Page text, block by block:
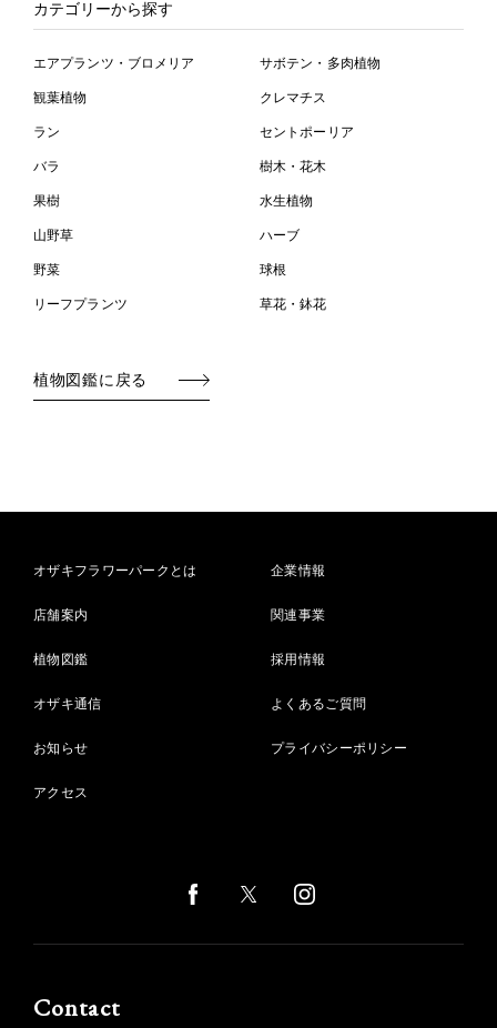
カテゴリーから探す
エアプランツ・ブロメリア サボテン・多肉植物
観葉植物 クレマチス
ラン セントポーリア
バラ 樹木・花木
果樹 水生植物
山野草 ハーブ
野菜 球根
リーフプランツ 草花・鉢花
植物図鑑に戻る
オザキフラワーパークとは
店舗案内
植物図鑑
オザキ通信
お知らせ
アクセス
企業情報
関連事業
採用情報
よくあるご質問
プライバシーポリシー
Contact